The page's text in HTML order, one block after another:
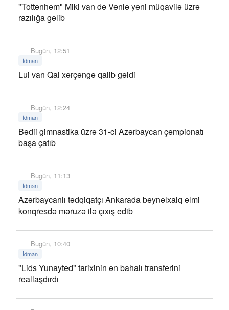
"Tottenhem" Miki van de Venlə yeni müqavilə üzrə
razılığa gəlib
Bugün, 12:51
İdman
Lui van Qal xərçəngə qalib gəldi
Bugün, 12:24
İdman
Bədii gimnastika üzrə 31-ci Azərbaycan çempionatı
başa çatıb
Bugün, 11:13
İdman
Azərbaycanlı tədqiqatçı Ankarada beynəlxalq elmi
konqresdə məruzə ilə çıxış edib
Bugün, 10:40
İdman
"Lids Yunayted" tarixinin ən bahalı transferini
reallaşdırdı